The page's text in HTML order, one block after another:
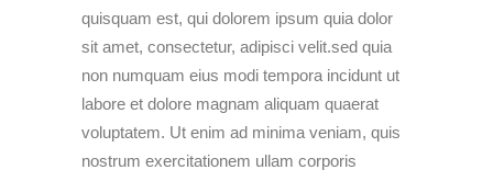
quisquam est, qui dolorem ipsum quia dolor
sit amet, consectetur, adipisci velit.sed quia
non numquam eius modi tempora incidunt ut
labore et dolore magnam aliquam quaerat
voluptatem. Ut enim ad minima veniam, quis
nostrum exercitationem ullam corporis